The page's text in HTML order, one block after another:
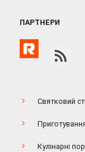
ПАРТНЕРИ
Святковий
Кулінарні